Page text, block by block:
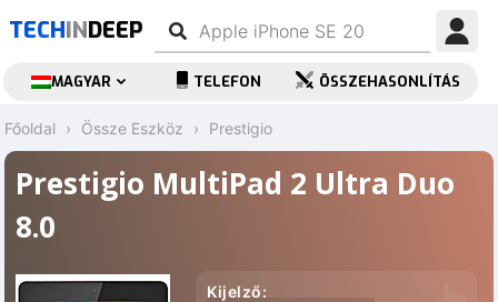
TECHINDEEP
MAGYAR TELEFON ÖSSZEHASONLÍTÁS
Főoldal Össze Eszköz Prestigio
Prestigio MultiPad 2 Ultra Duo
8.0
Kijelző: